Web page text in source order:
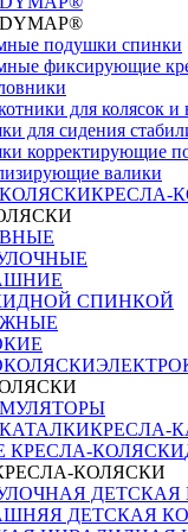
подушки спинки
фиксирующие
для колясок и
для сидения
корректирующие
валики
КРЕСЛА-
СПИНКОЙ
КРЕСЛА-
КОЛЯСКИ
ДЕТСКАЯ
ДЕТСКАЯ